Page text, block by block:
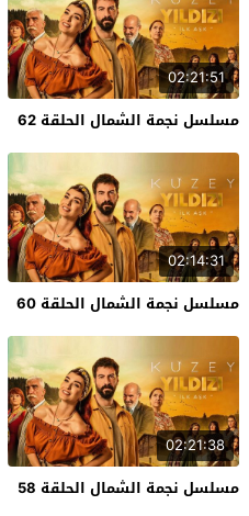
02:21:51
مسلسل نجمة الشمال الحلقة 62
02:14:31
مسلسل نجمة الشمال الحلقة 60
02:21:38
مسلسل نجمة الشمال الحلقة 58